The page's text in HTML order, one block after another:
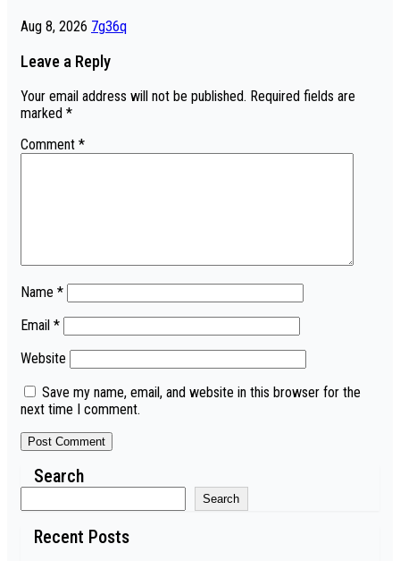
Aug 8, 2026 7g36q
Leave a Reply
Your email address will not be published. Required fields are
marked *
Comment *
Name *
Email *
Website
Save my name, email, and website in this browser for the
next time I comment.
Search
Search
Recent Posts